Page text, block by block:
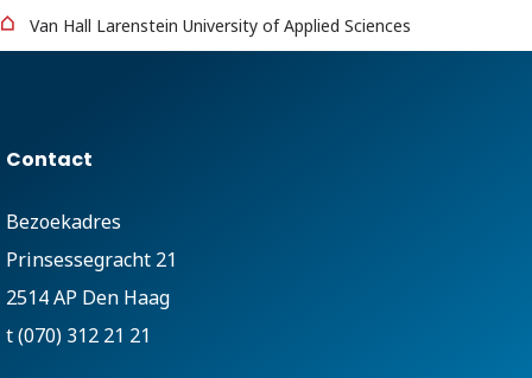
Van Hall Larenstein University of Applied Sciences
Contact
Bezoekadres
Prinsessegracht 21
2514 AP Den Haag
t (070) 312 21 21